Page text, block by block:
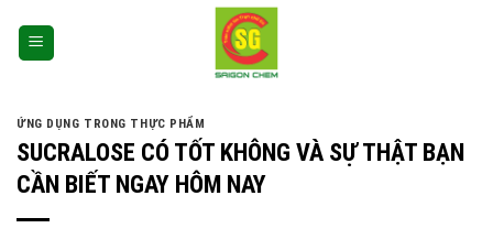
ỨNG DỤNG TRONG THỰC PHẨM
SUCRALOSE CÓ TỐT KHÔNG VÀ SỰ THẬT BẠN
CẦN BIẾT NGAY HÔM NAY